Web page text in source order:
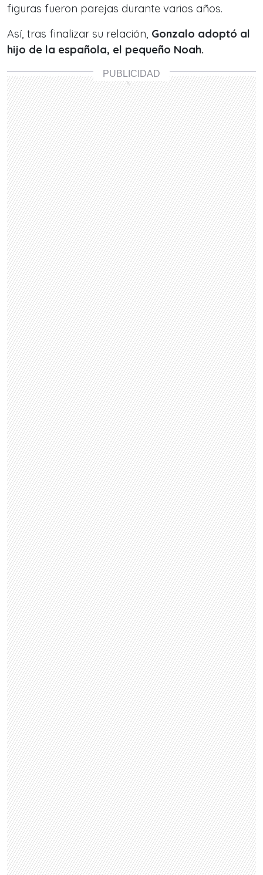
figuras fueron parejas durante varios años.
Así, tras finalizar su relación, Gonzalo adoptó al
hijo de la española, el pequeño Noah.